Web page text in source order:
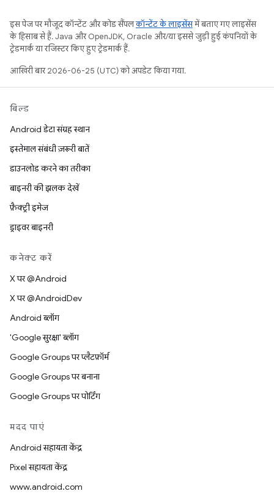
इस पेज पर मौजूद कॉन्टेंट और कोड सैंपलकॉन्टेंट के लाइसेंसमें बताए गए लाइसेंस
के हिसाब से हैं. Java और OpenJDK, Oracle और/या इससे जुड़ी हुई कंपनियों के
ट्रेडमार्क या रजिस्टर किए हुए ट्रेडमार्क हैं.
आखिरी बार 2026-06-25 (UTC) को अपडेट किया गया.
बिल्ड
Android डेटा संग्रह स्थान
इस्तेमाल संबंधी ज़रूरी बातें
डाउनलोड करने का तरीका
बाइनरी की झलक देखें
फ़ैक्ट्री इमेज
ड्राइवर बाइनरी
कनेक्ट करें
X पर @Android
X पर @AndroidDev
Android ब्लॉग
'Google सुरक्षा' ब्लॉग
Google Groups पर प्लैटफ़ॉर्म
Google Groups पर बनाना
Google Groups पर पोर्टिंग
मदद पाएं
Android सहायता केंद्र
Pixel सहायता केंद्र
www.android.com